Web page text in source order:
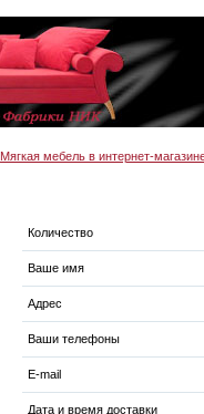
Мягкая мебель в интернет-
Количество
Ваше имя
Адрес
Ваши телефоны
E-mail
Дата и время доставки